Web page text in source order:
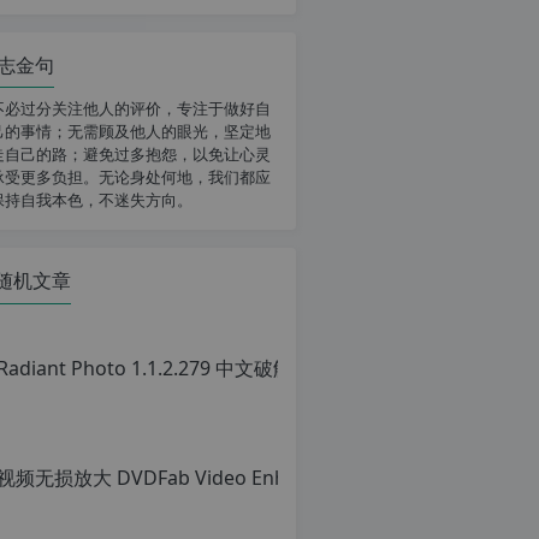
金句
必过分关注他人的评价，专注于做好自
的事情；无需顾及他人的眼光，坚定地
自己的路；避免过多抱怨，以免让心灵
受更多负担。无论身处何地，我们都应
持自我本色，不迷失方向。
机文章